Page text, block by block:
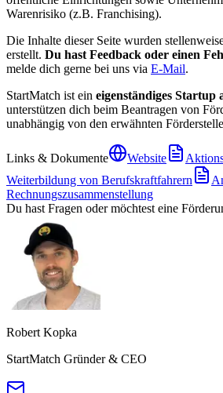
Warenrisiko (z.B. Franchising).
Die Inhalte dieser Seite wurden
erstellt. Du hast Feedback oder einen
melde dich gerne bei uns via E-Mail.
StartMatch ist ein eigenständiges Startup
unterstützen dich beim Beantragen von
unabhängig von den erwähnten
Links & Dokumente Website
Weiterbildung von Berufskraftfahrern
Rechnungszusammenstellung
Du hast Fragen oder möchtest eine
Robert Kopka
StartMatch Gründer & CEO